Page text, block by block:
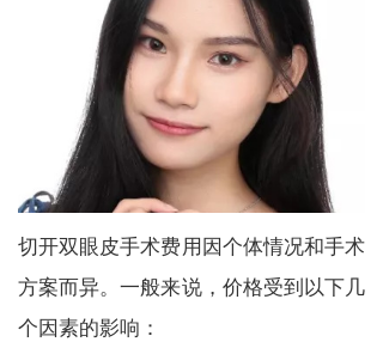
切开双眼皮手术费用因个体情况和手术
方案而异。一般来说，价格受到以下几
个因素的影响：